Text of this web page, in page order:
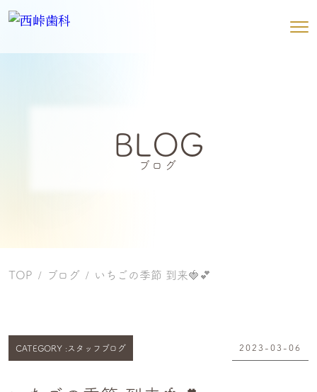
BLOG
ブログ
TOP ブログ いちごの季節 到来🍓💕
CATEGORY :スタッフブログ 2023-03-06